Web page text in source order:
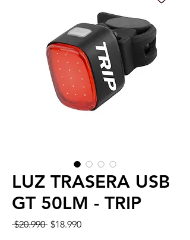
LUZ TRASERA USB
GT 50LM - TRIP
$20.990 Precio
$18.990Precio